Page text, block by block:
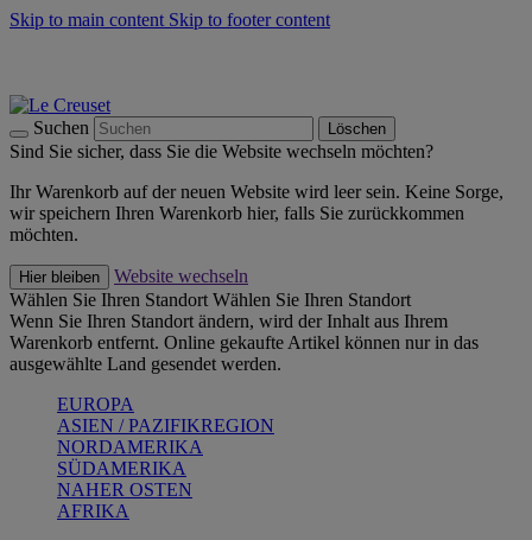
Skip to main content Skip to footer content
Suchen Löschen
Sind Sie sicher, dass Sie die Website wechseln möchten?
Ihr Warenkorb auf der neuen Website wird leer sein. Keine Sorge,
wir speichern Ihren Warenkorb hier, falls Sie zurückkommen
möchten.
Hier bleiben
Website wechseln
Wählen Sie Ihren Standort Wählen Sie Ihren Standort
Wenn Sie Ihren Standort ändern, wird der Inhalt aus Ihrem
Warenkorb entfernt. Online gekaufte Artikel können nur in das
ausgewählte Land gesendet werden.
EUROPA
ASIEN / PAZIFIKREGION
NORDAMERIKA
SÜDAMERIKA
NAHER OSTEN
AFRIKA